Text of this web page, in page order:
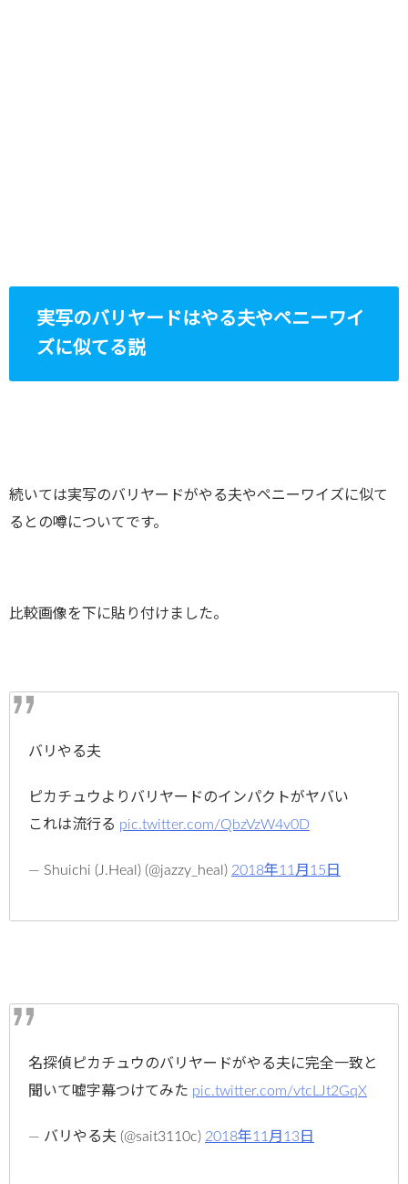
実写のバリヤードはやる夫やペニーワイ
ズに似てる説
続いては実写のバリヤードがやる夫やペニーワイズに似て
るとの噂についてです。
比較画像を下に貼り付けました。
バリやる夫
ピカチュウよりバリヤードのインパクトがヤバい
これは流行る pic.twitter.com/QbzVzW4v0D
— Shuichi (J.Heal) (@jazzy_heal) 2018年11月15日
名探偵ピカチュウのバリヤードがやる夫に完全一致と
聞いて嘘字幕つけてみた pic.twitter.com/vtcLJt2GqX
— バリやる夫 (@sait3110c) 2018年11月13日